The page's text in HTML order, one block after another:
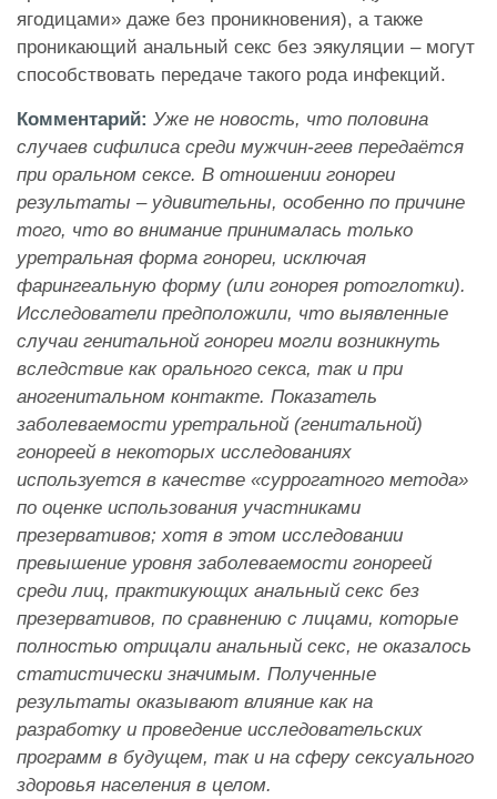
ягодицами» даже без проникновения), а также
проникающий анальный секс без эякуляции – могут
способствовать передаче такого рода инфекций.
Комментарий: Уже не новость, что половина
случаев сифилиса среди мужчин-геев передаётся
при оральном сексе. В отношении гонореи
результаты – удивительны, особенно по причине
того, что во внимание принималась только
уретральная форма гонореи, исключая
фарингеальную форму (или гонорея ротоглотки).
Исследователи предположили, что выявленные
случаи генитальной гонореи могли возникнуть
вследствие как орального секса, так и при
аногенитальном контакте. Показатель
заболеваемости уретральной (генитальной)
гонореей в некоторых исследованиях
используется в качестве «суррогатного метода»
по оценке использования участниками
презервативов; хотя в этом исследовании
превышение уровня заболеваемости гонореей
среди лиц, практикующих анальный секс без
презервативов, по сравнению с лицами, которые
полностью отрицали анальный секс, не оказалось
статистически значимым. Полученные
результаты оказывают влияние как на
разработку и проведение исследовательских
программ в будущем, так и на сферу сексуального
здоровья населения в целом.